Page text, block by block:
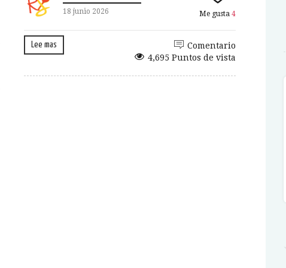
18 junio 2026 Me gusta 4
Lee mas
Comentario
4,695 Puntos de vista